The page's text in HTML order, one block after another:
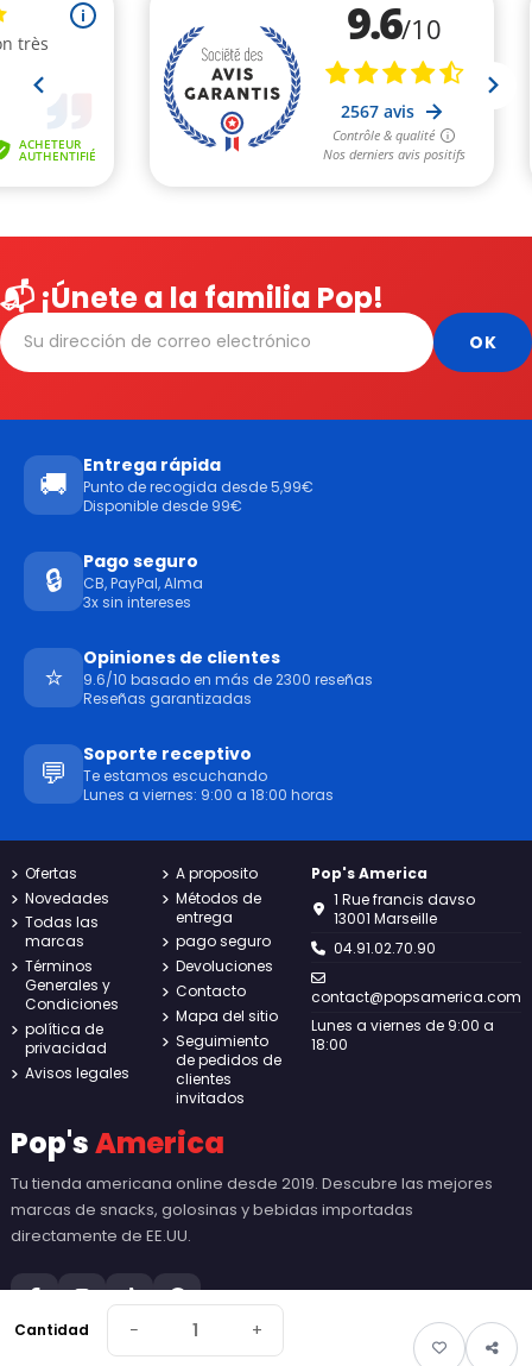
Cantidad − +
📬 ¡Únete a la familia Pop!
🚚
Entrega rápida
Punto de recogida desde 5,99€
Disponible desde 99€
🔒
Pago seguro
CB, PayPal, Alma
3x sin intereses
⭐
Opiniones de clientes
9.6/10 basado en más de 2300 reseñas
Reseñas garantizadas
💬
Soporte receptivo
Te estamos escuchando
Lunes a viernes: 9:00 a 18:00 horas
Ofertas
Novedades
Todas las
marcas
Términos
Generales y
Condiciones
política de
privacidad
Avisos legales
A proposito
Métodos de
entrega
pago seguro
Devoluciones
Contacto
Mapa del sitio
Seguimiento
de pedidos de
clientes
invitados
Pop's America
1 Rue francis davso
13001 Marseille
04.91.02.70.90
contact@popsamerica.com
Lunes a viernes de 9:00 a
18:00
Pop'sAmerica
Tu tienda americana online desde 2019. Descubre las mejores
marcas de snacks, golosinas y bebidas importadas
directamente de EE.UU.